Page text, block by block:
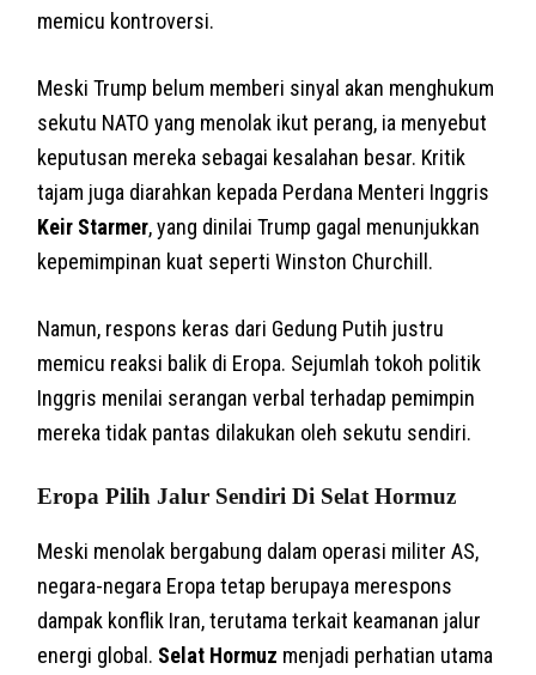
memicu kontroversi.
Meski Trump belum memberi sinyal akan menghukum
sekutu NATO yang menolak ikut perang, ia menyebut
keputusan mereka sebagai kesalahan besar. Kritik
tajam juga diarahkan kepada Perdana Menteri Inggris
Keir Starmer, yang dinilai Trump gagal menunjukkan
kepemimpinan kuat seperti Winston Churchill.
Namun, respons keras dari Gedung Putih justru
memicu reaksi balik di Eropa. Sejumlah tokoh politik
Inggris menilai serangan verbal terhadap pemimpin
mereka tidak pantas dilakukan oleh sekutu sendiri.
Eropa Pilih Jalur Sendiri Di Selat Hormuz
Meski menolak bergabung dalam operasi militer AS,
negara-negara Eropa tetap berupaya merespons
dampak konflik Iran, terutama terkait keamanan jalur
energi global. Selat Hormuz menjadi perhatian utama